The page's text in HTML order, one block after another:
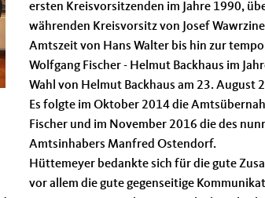
ersten Kreisvorsitzenden im Jahre 1990,
währenden Kreisvorsitz von Josef
Amtszeit von Hans Walter bis hin zur
Wolfgang Fischer - Helmut Backhaus im
Wahl von Helmut Backhaus am 23. August
Es folgte im Oktober 2014 die
Fischer und im November 2016 die des
Amtsinhabers Manfred Ostendorf.
Hüttemeyer bedankte sich für die gute
vor allem die gute gegenseitige